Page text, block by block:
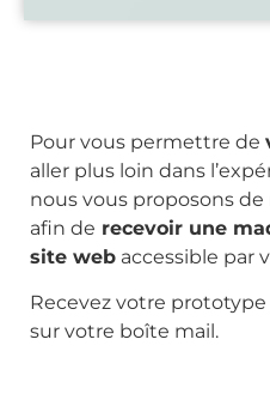
Pour vous permettre de
aller plus loin dans
nous vous proposons
afin de recevoir une
site web accessible par
Recevez votre prototype
sur votre boîte mail.